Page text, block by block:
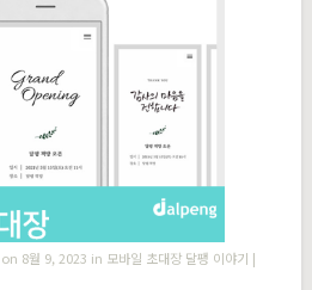
on 8월 9, 2023 in 모바일 초대장 달팽 이야기 |